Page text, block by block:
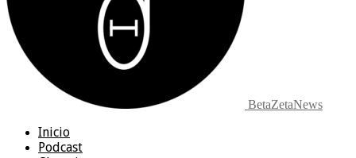
BetaZetaNews
Inicio
Podcast